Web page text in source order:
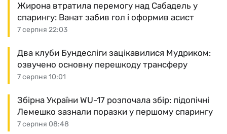
7 серпня 22:03
Жирона втратила перемогу над Сабадель у
спарингу: Ванат забив гол і оформив асист
7 серпня 10:01
Два клуби Бундесліги зацікавилися Мудриком:
озвучено основну перешкоду трансферу
7 серпня 08:48
Збірна України WU-17 розпочала збір: підопічні
Лемешко зазнали поразки у першому спарингу